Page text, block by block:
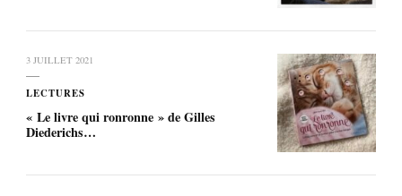
3 JUILLET 2021
LECTURES
« Le livre qui ronronne » de Gilles
Diederichs…